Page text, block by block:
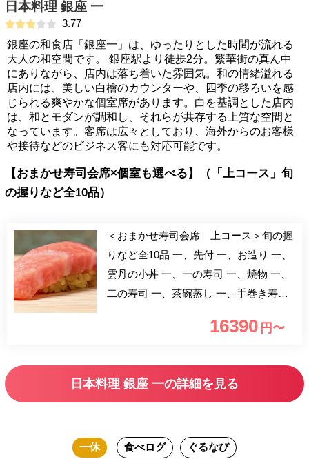
日本料理 銀座 一
3.77
銀座の和食店「銀座一」は、ゆったりとした時間が流れる
大人の和空間です。 銀座駅より徒歩2分。繁華街の真ん中
にありながら、店内は落ち着いた雰囲気。和の情緒溢れる
店内には、美しい白檜のカウンターや、四季の移ろいを感
じられる爽やかな個室席があります。白を基調とした店内
は、和とモダンが調和し、それらが共存する上質な空間と
なっています。客席は広々としており、海外からのお客様
や接待などのビジネス客にも対応可能です。
【おまかせ寿司会席×個室も選べる】（「上コース」旬
の握りなど全10品）
＜おまかせ寿司会席 上コース＞旬の握
りなど全10品 一、先付 一、お造り 一、
雲丹の小丼 一、一の寿司 一、焼物 一、
二の寿司 一、茶碗蒸し 一、手巻き寿司
16390 円〜
日本料理 銀座 一の詳細を見る
一休 食べログ ぐるなび